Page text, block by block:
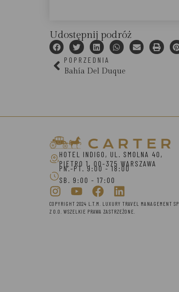
Udostępnij podróż
POPRZEDNIA
Bahía Del Duque
HOTEL INDIGO, UL. SMOLNA 40,
PIĘTRO 1, 00-375 WARSZAWA
PN.-PT. 9:00 - 18:00
SB. 9:00 - 17:00
COPYRIGHT 2024 L.T.M. LUXURY TRAVEL MANAGEMENT SP.
Z O.O. WSZELKIE PRAWA ZASTRZEŻONE.